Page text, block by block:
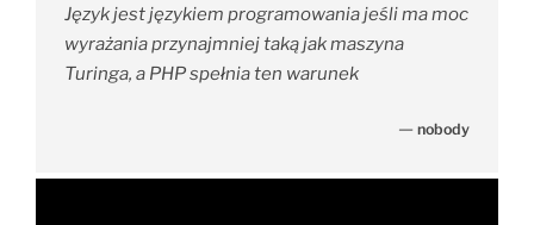
Język jest językiem programowania jeśli ma moc
wyrażania przynajmniej taką jak maszyna
Turinga, a PHP spełnia ten warunek
— nobody